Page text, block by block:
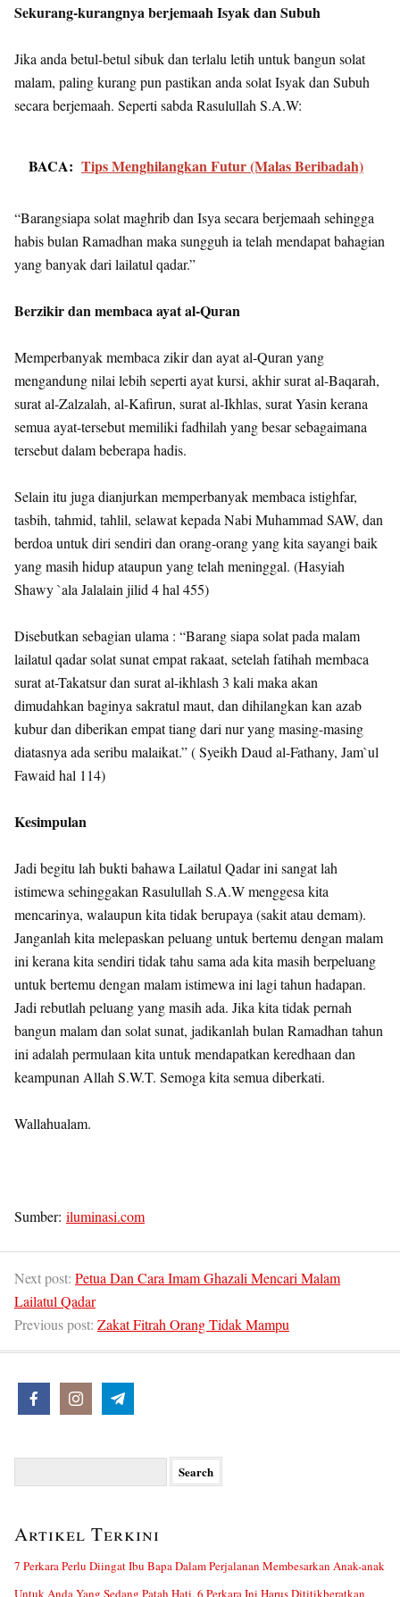
Sekurang-kurangnya berjemaah Isyak dan Subuh
Jika anda betul-betul sibuk dan terlalu letih untuk bangun solat
malam, paling kurang pun pastikan anda solat Isyak dan Subuh
secara berjemaah. Seperti sabda Rasulullah S.A.W:
BACA: Tips Menghilangkan Futur (Malas Beribadah)
“Barangsiapa solat maghrib dan Isya secara berjemaah sehingga
habis bulan Ramadhan maka sungguh ia telah mendapat bahagian
yang banyak dari lailatul qadar.”
Berzikir dan membaca ayat al-Quran
Memperbanyak membaca zikir dan ayat al-Quran yang
mengandung nilai lebih seperti ayat kursi, akhir surat al-Baqarah,
surat al-Zalzalah, al-Kafirun, surat al-Ikhlas, surat Yasin kerana
semua ayat-tersebut memiliki fadhilah yang besar sebagaimana
tersebut dalam beberapa hadis.
Selain itu juga dianjurkan memperbanyak membaca istighfar,
tasbih, tahmid, tahlil, selawat kepada Nabi Muhammad SAW, dan
berdoa untuk diri sendiri dan orang-orang yang kita sayangi baik
yang masih hidup ataupun yang telah meninggal. (Hasyiah
Shawy `ala Jalalain jilid 4 hal 455)
Disebutkan sebagian ulama : “Barang siapa solat pada malam
lailatul qadar solat sunat empat rakaat, setelah fatihah membaca
surat at-Takatsur dan surat al-ikhlash 3 kali maka akan
dimudahkan baginya sakratul maut, dan dihilangkan kan azab
kubur dan diberikan empat tiang dari nur yang masing-masing
diatasnya ada seribu malaikat.” ( Syeikh Daud al-Fathany, Jam`ul
Fawaid hal 114)
Kesimpulan
Jadi begitu lah bukti bahawa Lailatul Qadar ini sangat lah
istimewa sehinggakan Rasulullah S.A.W menggesa kita
mencarinya, walaupun kita tidak berupaya (sakit atau demam).
Janganlah kita melepaskan peluang untuk bertemu dengan malam
ini kerana kita sendiri tidak tahu sama ada kita masih berpeluang
untuk bertemu dengan malam istimewa ini lagi tahun hadapan.
Jadi rebutlah peluang yang masih ada. Jika kita tidak pernah
bangun malam dan solat sunat, jadikanlah bulan Ramadhan tahun
ini adalah permulaan kita untuk mendapatkan keredhaan dan
keampunan Allah S.W.T. Semoga kita semua diberkati.
Wallahualam.
Sumber: iluminasi.com
Next post: Petua Dan Cara Imam Ghazali Mencari Malam
Lailatul Qadar
Previous post: Zakat Fitrah Orang Tidak Mampu
Artikel Terkini
7 Perkara Perlu Diingat Ibu Bapa Dalam Perjalanan Membesarkan Anak-anak
Untuk Anda Yang Sedang Patah Hati, 6 Perkara Ini Harus Dititikberatkan